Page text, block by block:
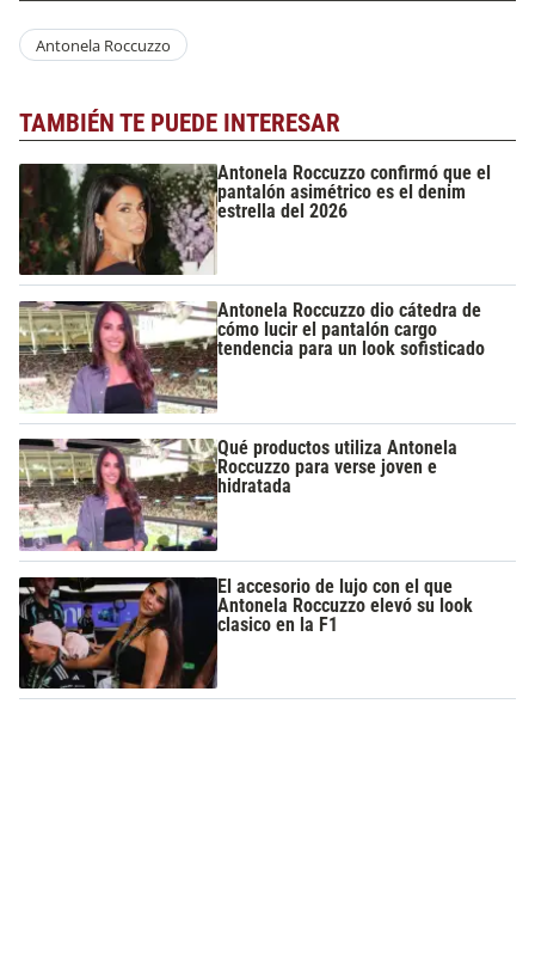
Antonela Roccuzzo
TAMBIÉN TE PUEDE INTERESAR
Antonela Roccuzzo confirmó que el
pantalón asimétrico es el denim
estrella del 2026
Antonela Roccuzzo dio cátedra de
cómo lucir el pantalón cargo
tendencia para un look sofisticado
Qué productos utiliza Antonela
Roccuzzo para verse joven e
hidratada
El accesorio de lujo con el que
Antonela Roccuzzo elevó su look
clasico en la F1